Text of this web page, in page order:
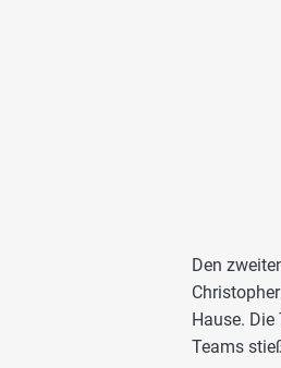
Den
Hause.
Teams